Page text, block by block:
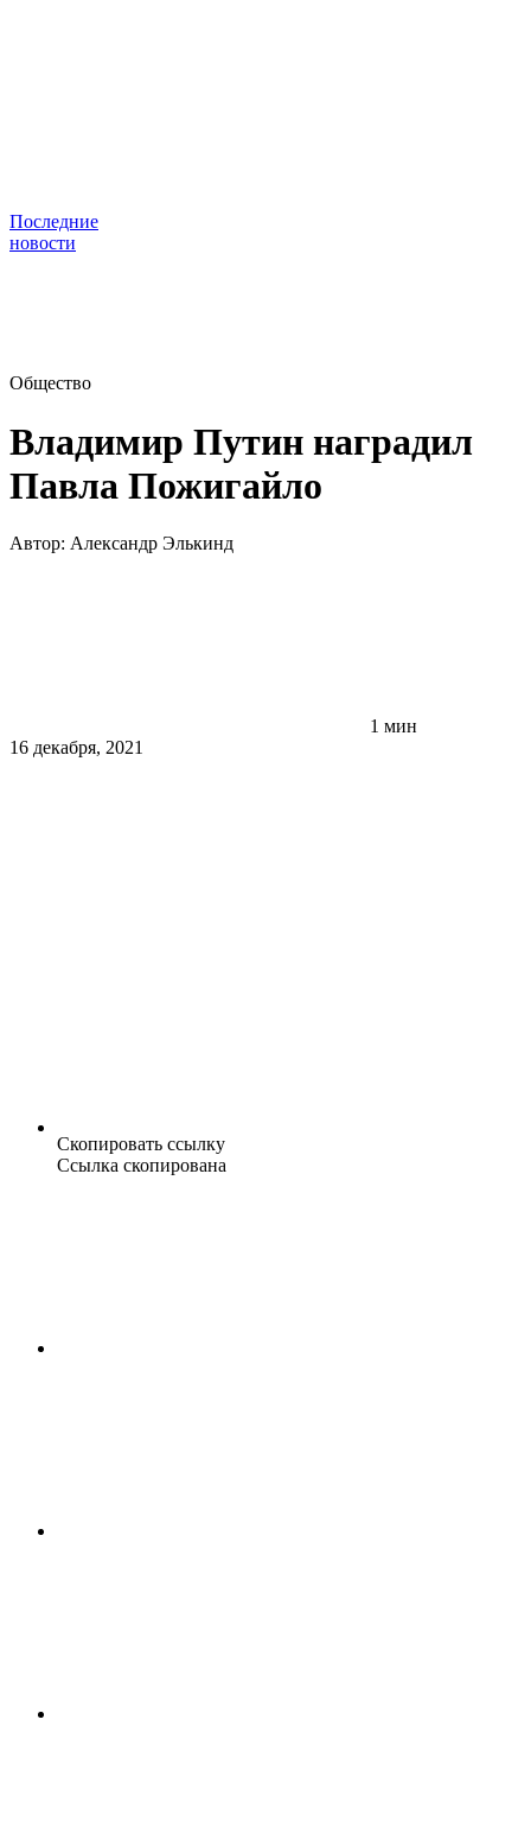
Последние
новости
Общество
Владимир Путин наградил
Павла Пожигайло
Автор: Александр Элькинд
1 мин
16 декабря, 2021
Скопировать ссылку
Ссылка скопирована